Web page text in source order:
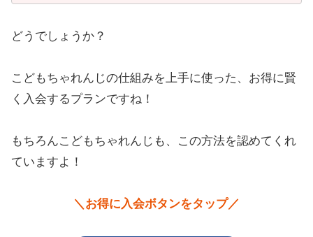
どうでしょうか？
こどもちゃれんじの仕組みを上手に使った、お得に賢
く入会するプランですね！
もちろんこどもちゃれんじも、この方法を認めてくれ
ていますよ！
＼お得に入会ボタンをタップ／